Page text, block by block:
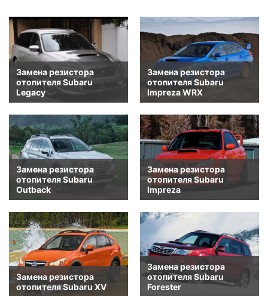
Замена резистора
отопителя Subaru
Legacy
Замена резистора
отопителя Subaru
Impreza WRX
Замена резистора
отопителя Subaru
Outback
Замена резистора
отопителя Subaru
Impreza
Замена резистора
отопителя Subaru XV
Замена резистора
отопителя Subaru
Forester